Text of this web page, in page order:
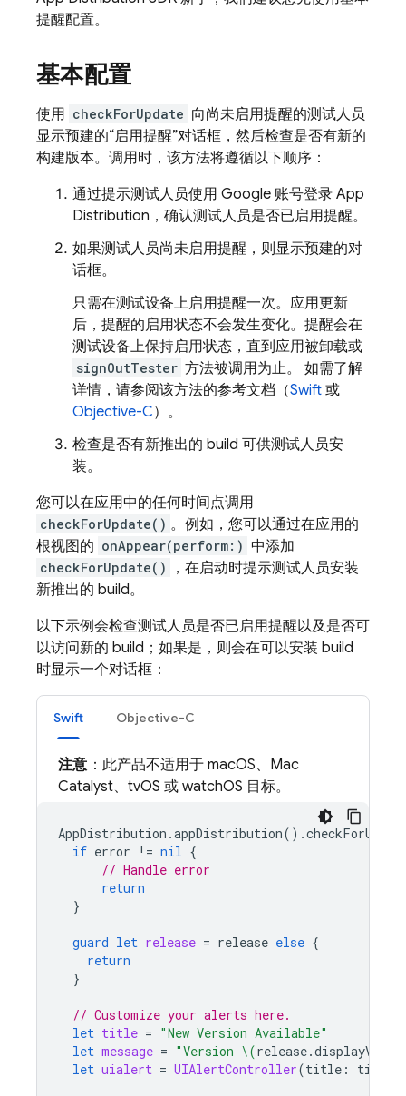
提醒配置。
基本配置
使用 checkForUpdate 向尚未启用提醒的测试人员
显示预建的“启用提醒”对话框，然后检查是否有新的
构建版本。调用时，该方法将遵循以下顺序：
通过提示测试人员使用 Google 账号登录 App
Distribution ，确认测试人员是否已启用提醒。
如果测试人员尚未启用提醒，则显示预建的对
话框。
只需在测试设备上启用提醒一次。应用更新
后，提醒的启用状态不会发生变化。提醒会在
测试设备上保持启用状态，直到应用被卸载或
signOutTester 方法被调用为止。 如需了解
详情，请参阅该方法的参考文档（Swift 或
Objective-C）。
检查是否有新推出的 build 可供测试人员安
装。
您可以在应用中的任何时间点调用
checkForUpdate() 。例如，您可以通过在应用的
根视图的 onAppear(perform:) 中添加
checkForUpdate()
，在启动时提示测试人员安装
新推出的 build。
以下示例会检查测试人员是否已启用提醒以及是否可
以访问新的 build；如果是，则会在可以安装 build
时显示一个对话框：
Swift Objective-C
注意：此产品不适用于 macOS、Mac
Catalyst、tvOS 或 watchOS 目标。
AppDistribution .appDistribution().
if error != nil {
// Handle error
return
}
guard let release = release else {
return
}
// Customize your alerts here.
let title = "New Version Available"
let message = "Version \(release.
let uialert = UIAlertController(title : title